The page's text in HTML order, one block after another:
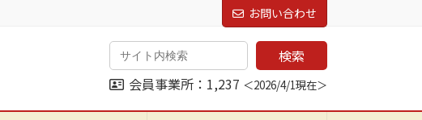
お問い合わせ
検索
会員事業所：1,237 ＜2026/4/1現在＞